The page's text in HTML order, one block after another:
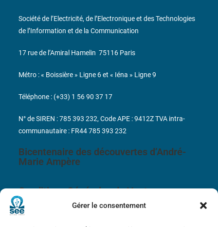
Gérer le consentement
Bicentenaire des découvertes d’André-
Marie Ampère
Conditions Générales de Vente
Société de l’Electricité, de l’Electronique et des Technologies
de l’Information et de la Communication
17 rue de l’Amiral Hamelin 75116 Paris
Métro : « Boissière » Ligne 6 et « Iéna » Ligne 9
Téléphone : (+33) 1 56 90 37 17
N° de SIREN : 785 393 232, Code APE : 9412Z TVA intra-
communautaire : FR44 785 393 232